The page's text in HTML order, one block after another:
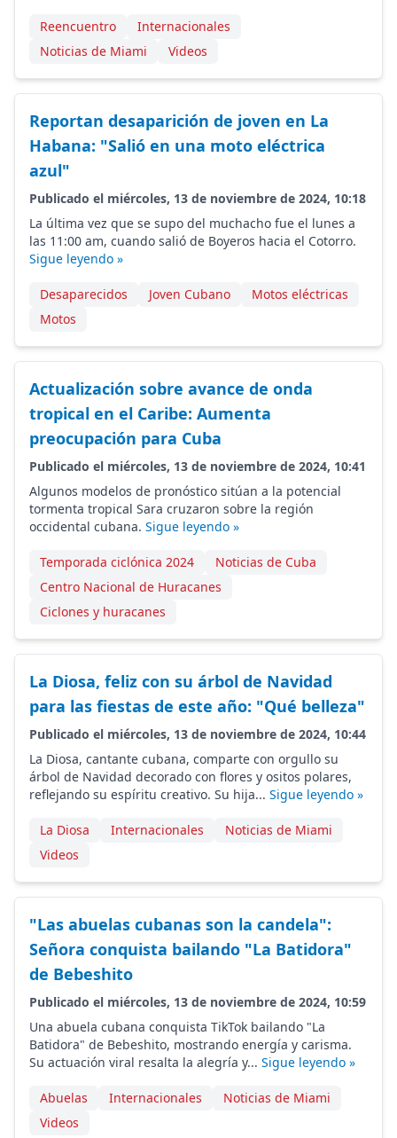
Reencuentro
Internacionales
Noticias de Miami
Videos
Reportan desaparición de joven en La
Habana: "Salió en una moto eléctrica
azul"
Publicado el miércoles, 13 de noviembre de 2024, 10:18
La última vez que se supo del muchacho fue el lunes a
las 11:00 am, cuando salió de Boyeros hacia el Cotorro.
Sigue leyendo »
Desaparecidos Joven Cubano
Motos eléctricas
Motos
Actualización sobre avance de onda
tropical en el Caribe: Aumenta
preocupación para Cuba
Publicado el miércoles, 13 de noviembre de 2024, 10:41
Algunos modelos de pronóstico sitúan a la potencial
tormenta tropical Sara cruzaron sobre la región
occidental cubana. Sigue leyendo »
Temporada ciclónica 2024
Noticias de Cuba
Centro Nacional de Huracanes
Ciclones y huracanes
La Diosa, feliz con su árbol de Navidad
para las fiestas de este año: "Qué belleza"
Publicado el miércoles, 13 de noviembre de 2024, 10:44
La Diosa, cantante cubana, comparte con orgullo su
árbol de Navidad decorado con flores y ositos polares,
reflejando su espíritu creativo. Su hija... Sigue leyendo »
La Diosa Internacionales
Noticias de Miami
Videos
"Las abuelas cubanas son la candela":
Señora conquista bailando "La Batidora"
de Bebeshito
Publicado el miércoles, 13 de noviembre de 2024, 10:59
Una abuela cubana conquista TikTok bailando "La
Batidora" de Bebeshito, mostrando energía y carisma.
Su actuación viral resalta la alegría y... Sigue leyendo »
Abuelas Internacionales
Noticias de Miami
Videos